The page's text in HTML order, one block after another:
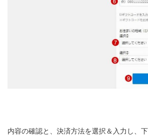
内容の確認と、決済方法を選択＆入力し、下